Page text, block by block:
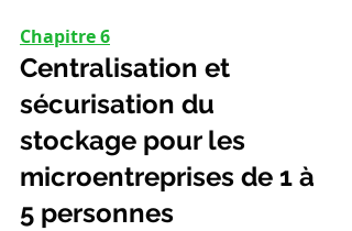
Chapitre 6
Centralisation et
sécurisation du
stockage pour les
microentreprises de 1 à
5 personnes